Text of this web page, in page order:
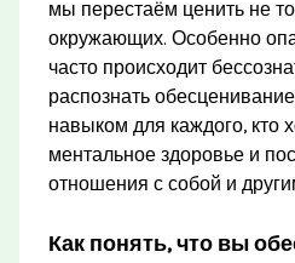
мы перестаём ценить не
окружающих. Особенно
часто происходит
распознать
навыком для каждого, кто
ментальное здоровье и
отношения с собой и
Как понять, что вы